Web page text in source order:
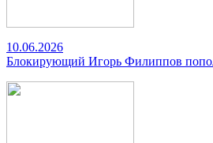
10.06.2026
Блокирующий Игорь Филиппов